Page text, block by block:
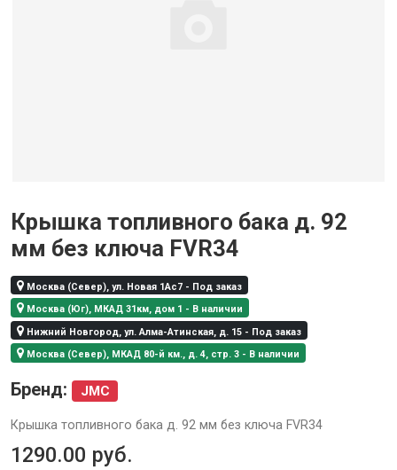
Крышка топливного бака д. 92
мм без ключа FVR34
Москва (Север), ул. Новая 1Ас7 - Под заказ
Москва (Юг), МКАД 31км, дом 1 - В наличии
Нижний Новгород, ул. Алма-Атинская, д. 15 - Под заказ
Москва (Север), МКАД 80-й км., д. 4, стр. 3 - В наличии
Бренд: JMC
Крышка топливного бака д. 92 мм без ключа FVR34
1290.00 руб.